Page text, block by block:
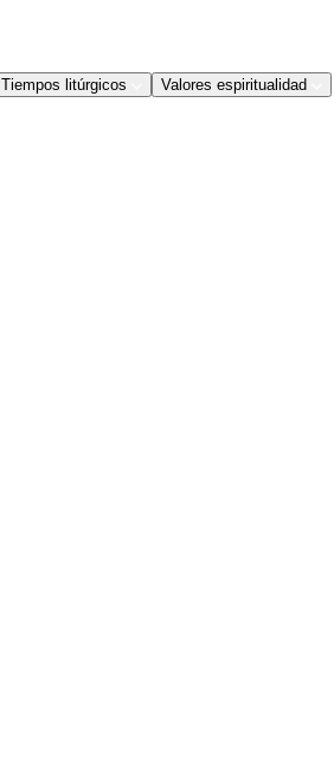
Tiempos litúrgicos Valores espiritualidad